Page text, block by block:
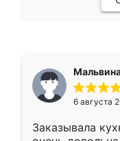
6 августа
Заказывала